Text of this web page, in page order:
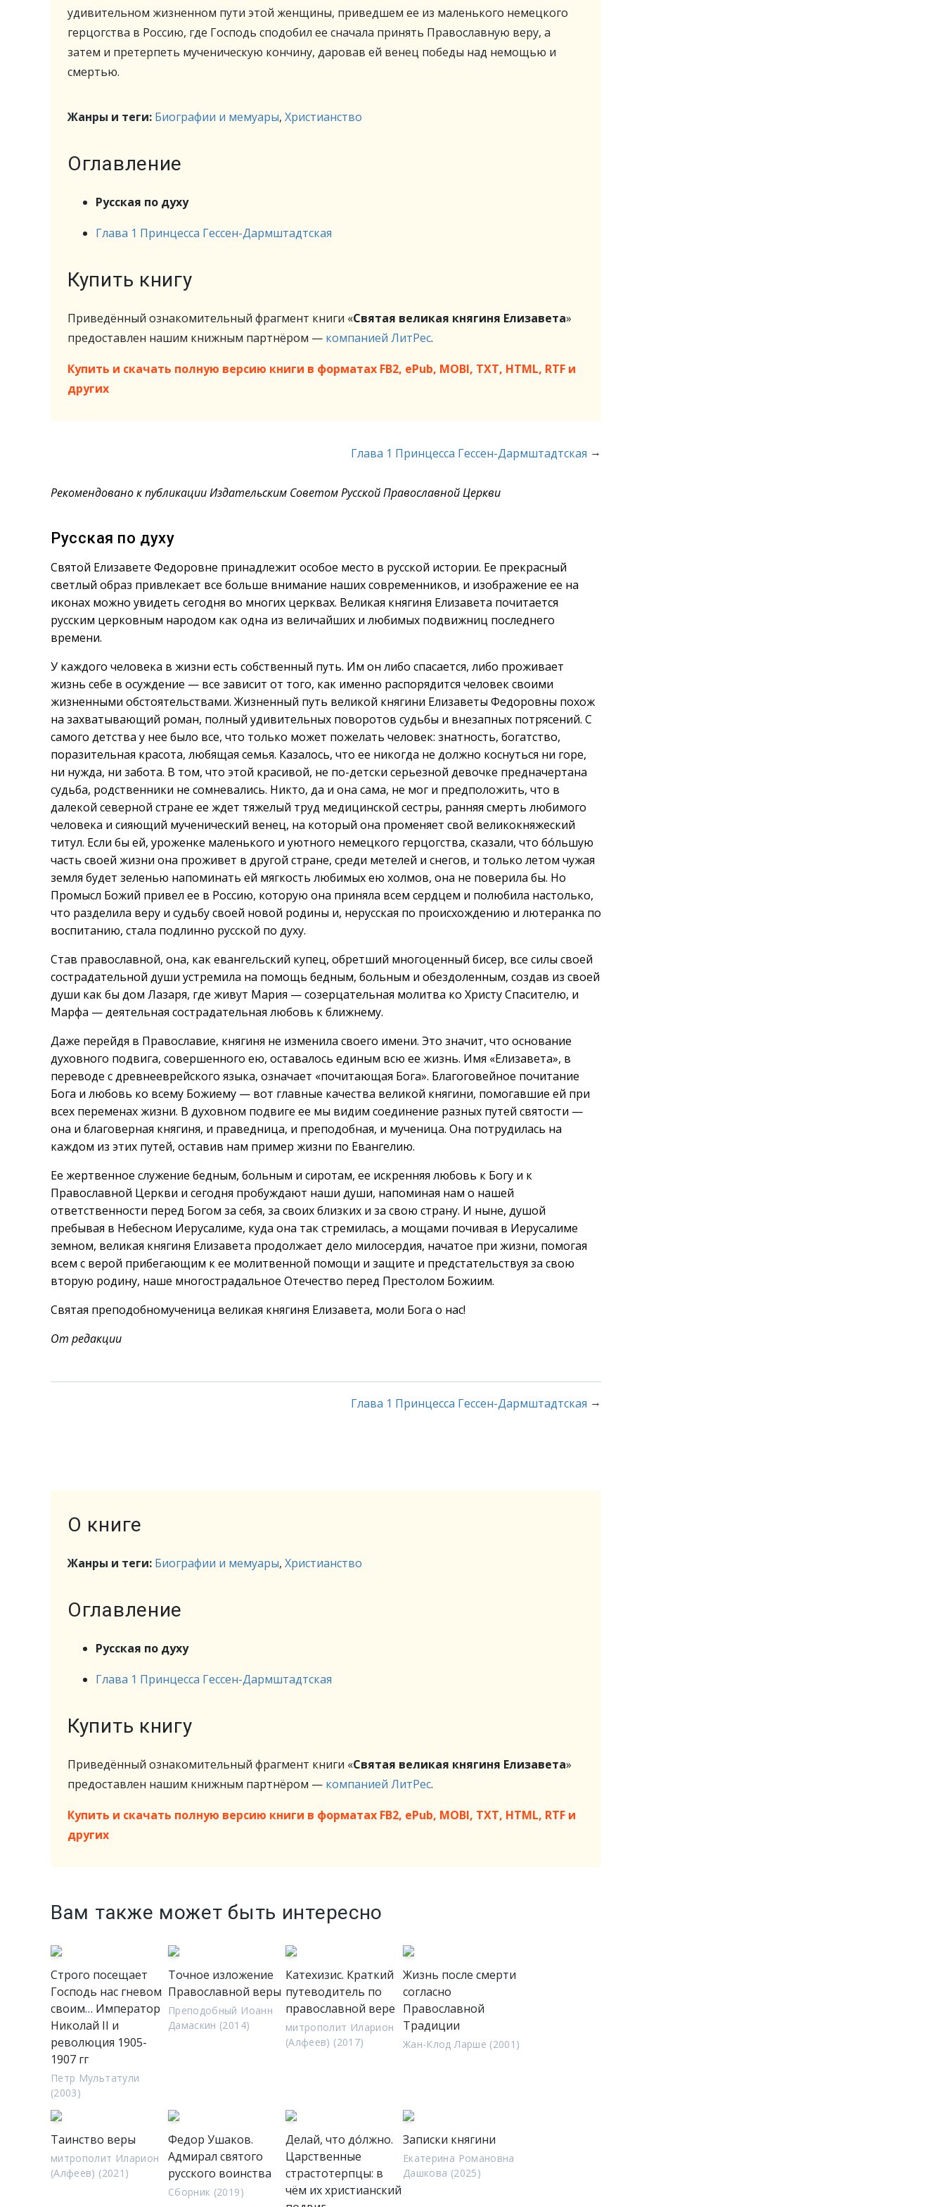
удивительном жизненном пути этой женщины, приведшем ее из маленького немецкого
герцогства в Россию, где Господь сподобил ее сначала принять Православную веру, а
затем и претерпеть мученическую кончину, даровав ей венец победы над немощью и
смертью.
Жанры и теги: Биографии и мемуары, Христианство
Оглавление
Русская по духу
Глава 1 Принцесса Гессен-Дармштадтская
Купить книгу
Приведённый ознакомительный фрагмент книги «Святая великая княгиня Елизавета»
предоставлен нашим книжным партнёром — компанией ЛитРес.
Купить и скачать полную версию книги в форматах FB2, ePub, MOBI, TXT, HTML, RTF и
других
Глава 1 Принцесса Гессен-Дармштадтская →
Рекомендовано к публикации Издательским Советом Русской Православной Церкви
Русская по духу
Святой Елизавете Федоровне принадлежит особое место в русской истории. Ее прекрасный
светлый образ привлекает все больше внимание наших современников, и изображение ее на
иконах можно увидеть сегодня во многих церквах. Великая княгиня Елизавета почитается
русским церковным народом как одна из величайших и любимых подвижниц последнего
времени.
У каждого человека в жизни есть собственный путь. Им он либо спасается, либо проживает
жизнь себе в осуждение — все зависит от того, как именно распорядится человек своими
жизненными обстоятельствами. Жизненный путь великой княгини Елизаветы Федоровны похож
на захватывающий роман, полный удивительных поворотов судьбы и внезапных потрясений. С
самого детства у нее было все, что только может пожелать человек: знатность, богатство,
поразительная красота, любящая семья. Казалось, что ее никогда не должно коснуться ни горе,
ни нужда, ни забота. В том, что этой красивой, не по-детски серьезной девочке предначертана
судьба, родственники не сомневались. Никто, да и она сама, не мог и предположить, что в
далекой северной стране ее ждет тяжелый труд медицинской сестры, ранняя смерть любимого
человека и сияющий мученический венец, на который она променяет свой великокняжеский
титул. Если бы ей, уроженке маленького и уютного немецкого герцогства, сказали, что бо́льшую
часть своей жизни она проживет в другой стране, среди метелей и снегов, и только летом чужая
земля будет зеленью напоминать ей мягкость любимых ею холмов, она не поверила бы. Но
Промысл Божий привел ее в Россию, которую она приняла всем сердцем и полюбила настолько,
что разделила веру и судьбу своей новой родины и, нерусская по происхождению и лютеранка по
воспитанию, стала подлинно русской по духу.
Став православной, она, как евангельский купец, обретший многоценный бисер, все силы своей
сострадательной души устремила на помощь бедным, больным и обездоленным, создав из своей
души как бы дом Лазаря, где живут Мария — созерцательная молитва ко Христу Спасителю, и
Марфа — деятельная сострадательная любовь к ближнему.
Даже перейдя в Православие, княгиня не изменила своего имени. Это значит, что основание
духовного подвига, совершенного ею, оставалось единым всю ее жизнь. Имя «Елизавета», в
переводе с древнееврейского языка, означает «почитающая Бога». Благоговейное почитание
Бога и любовь ко всему Божиему — вот главные качества великой княгини, помогавшие ей при
всех переменах жизни. В духовном подвиге ее мы видим соединение разных путей святости —
она и благоверная княгиня, и праведница, и преподобная, и мученица. Она потрудилась на
каждом из этих путей, оставив нам пример жизни по Евангелию.
Ее жертвенное служение бедным, больным и сиротам, ее искренняя любовь к Богу и к
Православной Церкви и сегодня пробуждают наши души, напоминая нам о нашей
ответственности перед Богом за себя, за своих близких и за свою страну. И ныне, душой
пребывая в Небесном Иерусалиме, куда она так стремилась, а мощами почивая в Иерусалиме
земном, великая княгиня Елизавета продолжает дело милосердия, начатое при жизни, помогая
всем с верой прибегающим к ее молитвенной помощи и защите и предстательствуя за свою
вторую родину, наше многострадальное Отечество перед Престолом Божиим.
Святая преподобномученица великая княгиня Елизавета, моли Бога о нас!
От редакции
Глава 1 Принцесса Гессен-Дармштадтская →
О книге
Жанры и теги: Биографии и мемуары, Христианство
Оглавление
Русская по духу
Глава 1 Принцесса Гессен-Дармштадтская
Купить книгу
Приведённый ознакомительный фрагмент книги «Святая великая княгиня Елизавета»
предоставлен нашим книжным партнёром — компанией ЛитРес.
Купить и скачать полную версию книги в форматах FB2, ePub, MOBI, TXT, HTML, RTF и
других
Вам также может быть интересно
Строго посещает
Господь нас гневом
своим… Император
Николай II и
революция 1905-
1907 гг
Петр Мультатули
(2003)
Точное изложение
Православной веры
Преподобный Иоанн
Дамаскин (2014)
Катехизис. Краткий
путеводитель по
православной вере
митрополит Иларион
(Алфеев) (2017)
Жизнь после смерти
согласно
Православной
Традиции
Жан-Клод Ларше (2001)
Таинство веры
митрополит Иларион
(Алфеев) (2021)
Федор Ушаков.
Адмирал святого
русского воинства
Сборник (2019)
Делай, что до́лжно.
Царственные
страстотерпцы: в
чём их христианский
Записки княгини
Екатерина Романовна
Дашкова (2025)